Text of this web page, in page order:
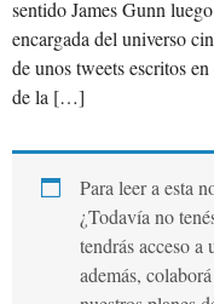
sentido James Gunn
encargada del universo
de unos tweets escritos
de la […]
Para leer a esta
¿Todavía no
tendrás acceso
además,